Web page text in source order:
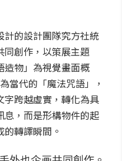
計的設計團隊究方社統
同創作，以策展主題
造物」為視覺畫面概
當代的「魔法咒語」，
字跨越虛實，轉化為具
息，而是形構物件的起
轉譯瞬間。